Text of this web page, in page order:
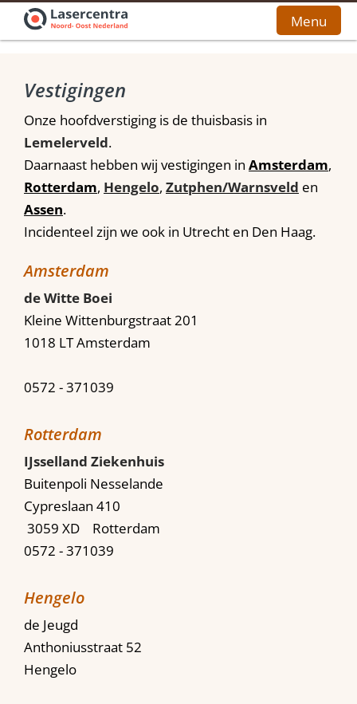
Home
Stoppen met Roken
Stoppen met Vapen
Kosten
Contact
Menu
Vestigingen
Onze hoofdverstiging is de thuisbasis in
Lemelerveld.
Daarnaast hebben wij vestigingen in Amsterdam,
Rotterdam, Hengelo, Zutphen/Warnsveld en
Assen.
Incidenteel zijn we ook in Utrecht en Den Haag.
Amsterdam
de Witte Boei
Kleine Wittenburgstraat 201
1018 LT Amsterdam
0572 - 371039
Rotterdam
IJsselland Ziekenhuis
Buitenpoli Nesselande
Cypreslaan 410
3059 XD Rotterdam
0572 - 371039
Hengelo
de Jeugd
Anthoniusstraat 52
Hengelo